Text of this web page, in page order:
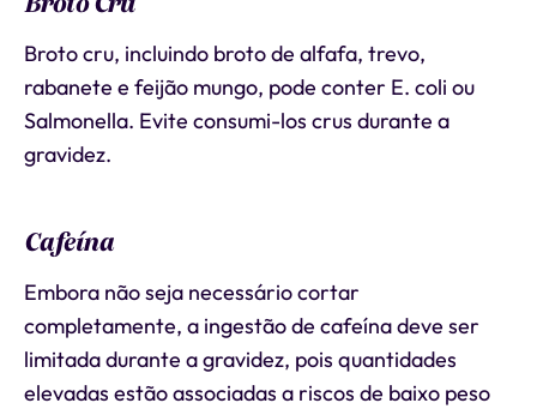
Broto cru, incluindo broto de alfafa, trevo,
rabanete e feijão mungo, pode conter E. coli ou
Salmonella. Evite consumi-los crus durante a
gravidez.
Cafeína
Embora não seja necessário cortar
completamente, a ingestão de cafeína deve ser
limitada durante a gravidez, pois quantidades
elevadas estão associadas a riscos de baixo peso